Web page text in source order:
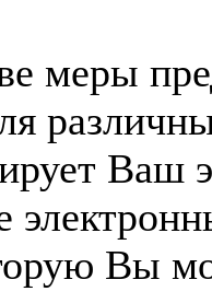
меры
Ваш
Вы